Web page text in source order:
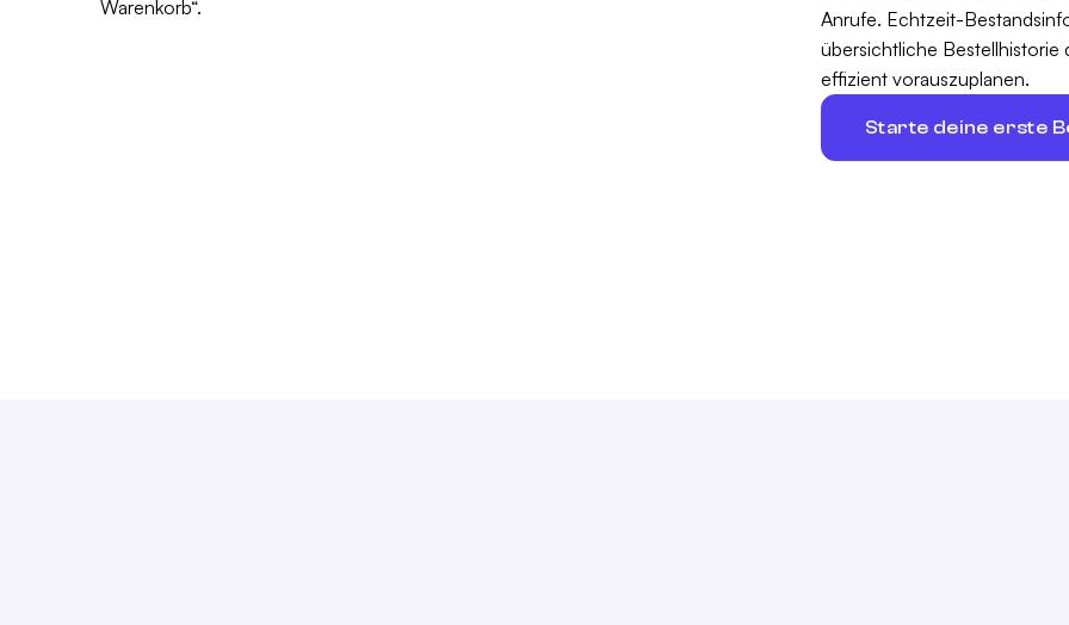
Anrufe. Echtzeit-
übersichtliche Bestellhistorie
effizient vorauszuplanen.
Starte deine erste